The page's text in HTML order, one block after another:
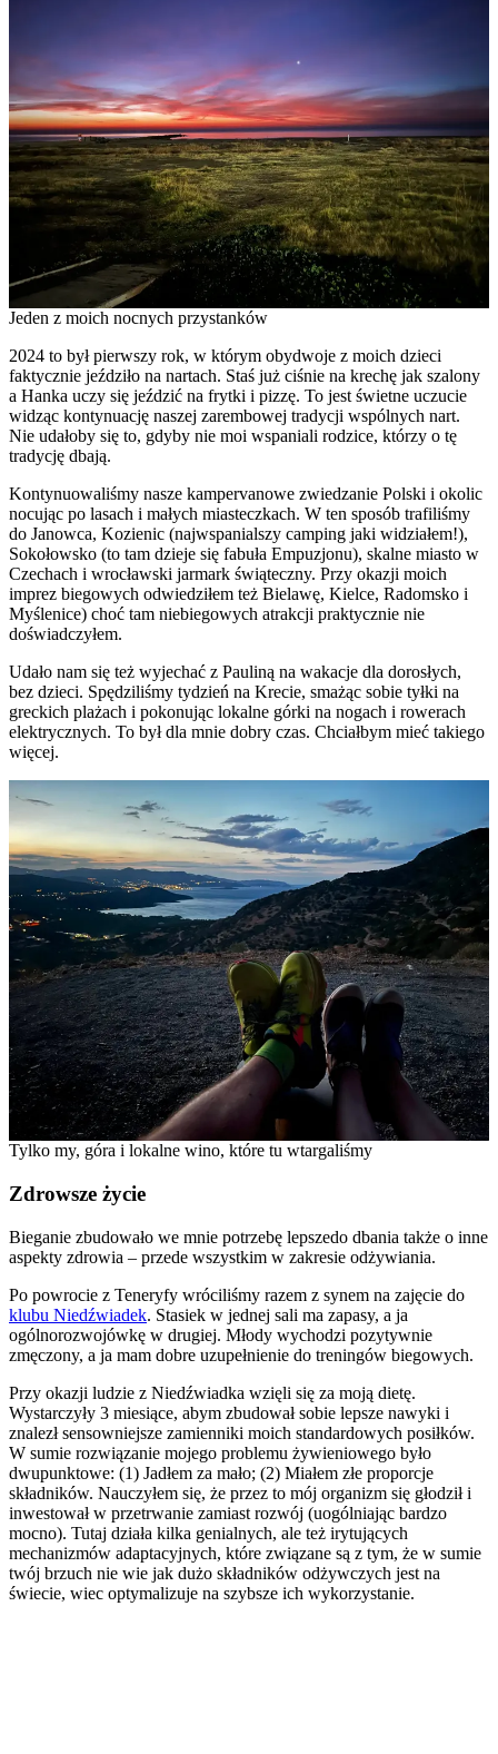
Jeden z moich nocnych przystanków
2024 to był pierwszy rok, w którym obydwoje z moich dzieci
faktycznie jeździło na nartach. Staś już ciśnie na krechę jak szalony
a Hanka uczy się jeździć na frytki i pizzę. To jest świetne uczucie
widząc kontynuację naszej zarembowej tradycji wspólnych nart.
Nie udałoby się to, gdyby nie moi wspaniali rodzice, którzy o tę
tradycję dbają.
Kontynuowaliśmy nasze kampervanowe zwiedzanie Polski i okolic
nocując po lasach i małych miasteczkach. W ten sposób trafiliśmy
do Janowca, Kozienic (najwspanialszy camping jaki widziałem!),
Sokołowsko (to tam dzieje się fabuła Empuzjonu), skalne miasto w
Czechach i wrocławski jarmark świąteczny. Przy okazji moich
imprez biegowych odwiedziłem też Bielawę, Kielce, Radomsko i
Myślenice) choć tam niebiegowych atrakcji praktycznie nie
doświadczyłem.
Udało nam się też wyjechać z Pauliną na wakacje dla dorosłych,
bez dzieci. Spędziliśmy tydzień na Krecie, smażąc sobie tyłki na
greckich plażach i pokonując lokalne górki na nogach i rowerach
elektrycznych. To był dla mnie dobry czas. Chciałbym mieć takiego
więcej.
Tylko my, góra i lokalne wino, które tu wtargaliśmy
Zdrowsze życie
Bieganie zbudowało we mnie potrzebę lepszedo dbania także o inne
aspekty zdrowia – przede wszystkim w zakresie odżywiania.
Po powrocie z Teneryfy wróciliśmy razem z synem na zajęcie do
klubu Niedźwiadek. Stasiek w jednej sali ma zapasy, a ja
ogólnorozwojówkę w drugiej. Młody wychodzi pozytywnie
zmęczony, a ja mam dobre uzupełnienie do treningów biegowych.
Przy okazji ludzie z Niedźwiadka wzięli się za moją dietę.
Wystarczyły 3 miesiące, abym zbudował sobie lepsze nawyki i
znalezł sensowniejsze zamienniki moich standardowych posiłków.
W sumie rozwiązanie mojego problemu żywieniowego było
dwupunktowe: (1) Jadłem za mało; (2) Miałem złe proporcje
składników. Nauczyłem się, że przez to mój organizm się głodził i
inwestował w przetrwanie zamiast rozwój (uogólniając bardzo
mocno). Tutaj działa kilka genialnych, ale też irytujących
mechanizmów adaptacyjnych, które związane są z tym, że w sumie
twój brzuch nie wie jak dużo składników odżywczych jest na
świecie, wiec optymalizuje na szybsze ich wykorzystanie.